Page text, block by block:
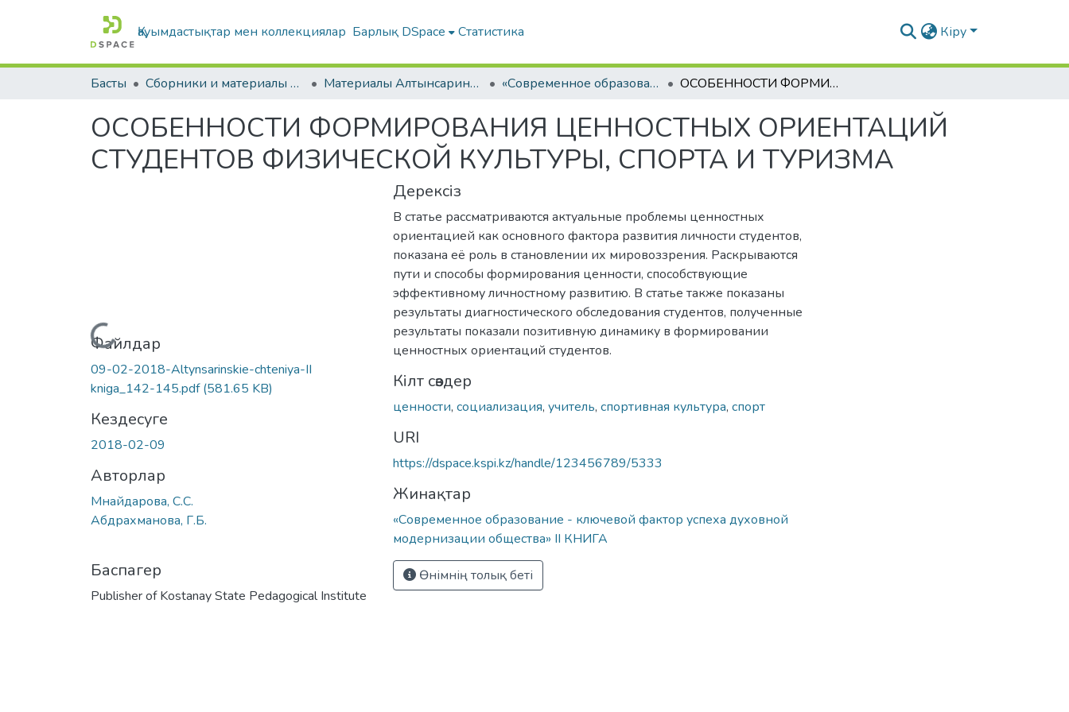
Қауымдастықтар мен коллекциялар Барлық DSpace Статистика Кіру
Басты Сборники и материалы конференций Материалы Алтынсаринских педагогических чтений «Современное образование - ключевой фактор успеха духовной модернизации общества» ІІ КНИГА ОСОБЕННОСТИ ФОРМИРОВАНИЯ ЦЕННОСТНЫХ ОРИЕНТАЦИЙ СТУДЕНТОВ ФИЗИЧЕСКОЙ КУЛЬТУРЫ, СПОРТА И ТУРИЗМА
ОСОБЕННОСТИ ФОРМИРОВАНИЯ ЦЕННОСТНЫХ ОРИЕНТАЦИЙ
СТУДЕНТОВ ФИЗИЧЕСКОЙ КУЛЬТУРЫ, СПОРТА И ТУРИЗМА
Жүктеу...
Файлдар
09-02-2018-Altynsarinskie-chteniya-II
kniga_142-145.pdf(581.65 KB)
Кездесуге
2018-02-09
Авторлар
Мнайдарова, С.С.
Абдрахманова, Г.Б.
Баспагер
Publisher of Kostanay State Pedagogical Institute
Дерексіз
В статье рассматриваются актуальные проблемы ценностных
ориентацией как основного фактора развития личности студентов,
показана её роль в становлении их мировоззрения. Раскрываются
пути и способы формирования ценности, способствующие
эффективному личностному развитию. В статье также показаны
результаты диагностического обследования студентов, полученные
результаты показали позитивную динамику в формировании
ценностных ориентаций студентов.
Кілт сөздер
ценности, социализация, учитель, спортивная культура, спорт
URI
https://dspace.kspi.kz/handle/123456789/5333
Жинақтар
«Современное образование - ключевой фактор успеха духовной
модернизации общества» ІІ КНИГА
Өнімнің толық беті